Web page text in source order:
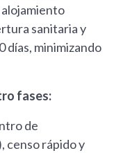
sanitaria y
días, minimizando
fases:
de
censo rápido y